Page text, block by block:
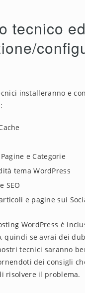
tecnico ed
installeranno e
e Categorie
tema WordPress
SEO
e pagine sui
WordPress è
quindi se avrai dei
tecnici saranno
dei consigli
risolvere il problema.